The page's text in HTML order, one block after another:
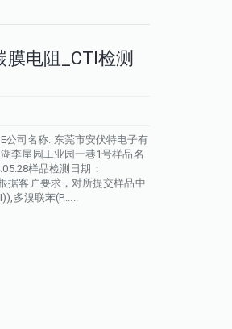
电阻_CTI检测
公司名称: 东莞市安伏特电子有
李屋园工业园一巷1号样品名
样品检测日期：
据客户要求，对所提交样品中
多溴联苯(P......